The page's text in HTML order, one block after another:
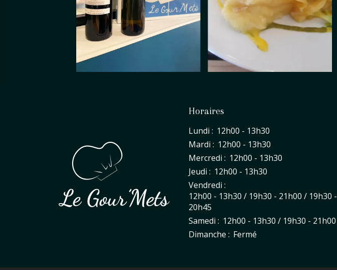
Horaires
Lundi : 12h00 - 13h30
Mardi : 12h00 - 13h30
Mercredi : 12h00 - 13h30
Jeudi : 12h00 - 13h30
Vendredi :
12h00 - 13h30 / 19h30 - 21h00 / 19h30 -
20h45
Samedi : 12h00 - 13h30 / 19h30 - 21h00
Dimanche : Fermé